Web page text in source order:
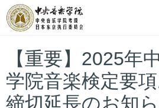
【重要】2025年
学院音楽検定要
締切延長のお知